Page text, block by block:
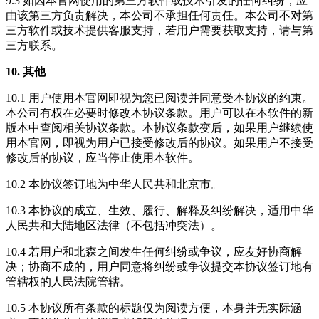
由该第三方负责解决，本公司不承担任何责任。本公司不对第
三方软件或技术提供客服支持，若用户需要获取支持，请与第
三方联系。
10. 其他
10.1 用户使用本官网即视为您已阅读并同意受本协议的约束。
本公司有权在必要时修改本协议条款。用户可以在本软件的新
版本中查阅相关协议条款。本协议条款变后，如果用户继续使
用本官网，即视为用户已接受修改后的协议。如果用户不接受
修改后的协议，应当停止使用本软件。
10.2 本协议签订地为中华人民共和北京市。
10.3 本协议的成立、生效、履行、解释及纠纷解决，适用中华
人民共和大陆地区法律（不包括冲突法）。
10.4 若用户和北森之间发生任何纠纷或争议，应友好协商解
决；协商不成的，用户同意将纠纷或争议提交本协议签订地有
管辖权的人民法院管辖。
10.5 本协议所有条款的标题仅为阅读方便，本身并无实际涵